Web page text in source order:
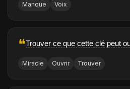
Manque Voix
❝Trouver ce que cette clé peut
Miracle Ouvrir Trouver